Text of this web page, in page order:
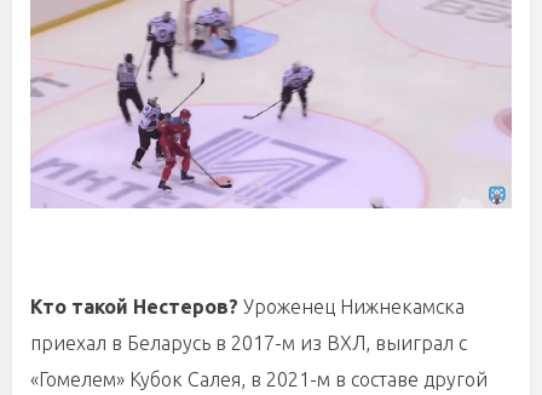
Кто такой Нестеров? Уроженец Нижнекамска
приехал в Беларусь в 2017-м из ВХЛ, выиграл с
«Гомелем» Кубок Салея, в 2021-м в составе другой